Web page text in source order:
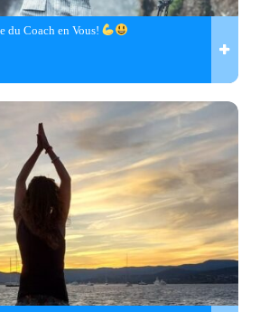
du Coach en Vous!